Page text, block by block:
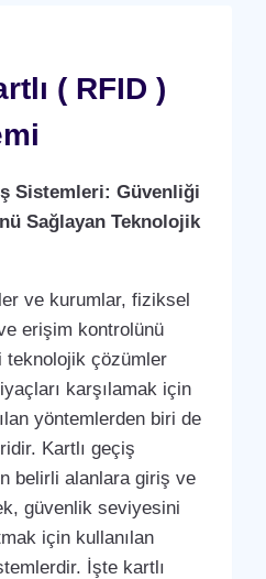
( RFID )
Sistemleri: Güvenliği
Sağlayan Teknolojik
ve kurumlar, fiziksel
erişim kontrolünü
çözümler
karşılamak için
yöntemlerden biri de
Kartlı geçiş
belirli alanlara giriş ve
güvenlik seviyesini
için kullanılan
İşte kartlı